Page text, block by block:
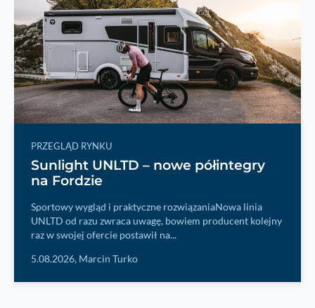
PRZEGLĄD RYNKU
Sunlight UNLTD – nowe półintegry
na Fordzie
Sportowy wygląd i praktyczne rozwiązaniaNowa linia
UNLTD od razu zwraca uwagę, bowiem producent kolejny
raz w swojej ofercie postawił na...
5.08.2026, Marcin Turko